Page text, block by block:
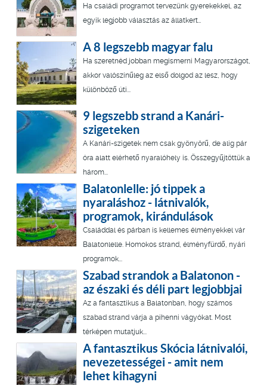
Ha családi programot tervezünk gyerekekkel, az
egyik legjobb választás az állatkert…
A 8 legszebb magyar falu
Ha szeretnéd jobban megismerni Magyarországot,
akkor valószínűleg az első dolgod az lesz, hogy
különböző úti...
9 legszebb strand a Kanári-
szigeteken
A Kanári-szigetek nem csak gyönyörű, de alig pár
óra alatt elérhető nyaralóhely is. Összegyűjtöttük a
három...
Balatonlelle: jó tippek a
nyaraláshoz - látnivalók,
programok, kirándulások
Családdal és párban is kellemes élményekkel vár
Balatonlelle. Homokos strand, élményfürdő, nyári
programok...
Szabad strandok a Balatonon -
az északi és déli part legjobbjai
Az a fantasztikus a Balatonban, hogy számos
szabad strand várja a pihenni vágyókat. Most
térképen mutatjuk...
A fantasztikus Skócia látnivalói,
nevezetességei - amit nem
lehet kihagyni